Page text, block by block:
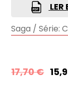
LER
Saga / Série:
17,70€